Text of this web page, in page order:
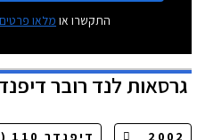
התקשרו או מלאו פרטים
גרסאותלנד רובר דיפנדר